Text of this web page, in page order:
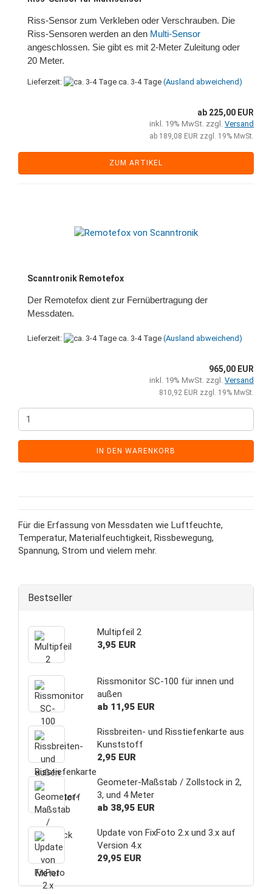
Riss-Sensor zum Verkleben oder Verschrauben. Die
Riss-Sensoren werden an den Multi-Sensor
angeschlossen. Sie gibt es mit 2-Meter Zuleitung oder
20 Meter.
Lieferzeit: ca. 3-4 Tage (Ausland abweichend)
ab 225,00 EUR
inkl. 19% MwSt. zzgl. Versand
ab 189,08 EUR zzgl. 19% MwSt.
ZUM ARTIKEL
Scanntronik Remotefox
Der Remotefox dient zur Fernübertragung der
Messdaten.
Lieferzeit: ca. 3-4 Tage (Ausland abweichend)
965,00 EUR
inkl. 19% MwSt. zzgl. Versand
810,92 EUR zzgl. 19% MwSt.
IN DEN WARENKORB
Für die Erfassung von Messdaten wie Luftfeuchte,
Temperatur, Materialfeuchtigkeit, Rissbewegung,
Spannung, Strom und vielem mehr.
Bestseller
Multipfeil 2
3,95 EUR
Rissmonitor SC-100 für innen und
außen
ab 11,95 EUR
Rissbreiten- und Risstiefenkarte aus
Kunststoff
2,95 EUR
Geometer-Maßstab / Zollstock in 2,
3, und 4 Meter
ab 38,95 EUR
Update von FixFoto 2.x und 3.x auf
Version 4.x
29,95 EUR